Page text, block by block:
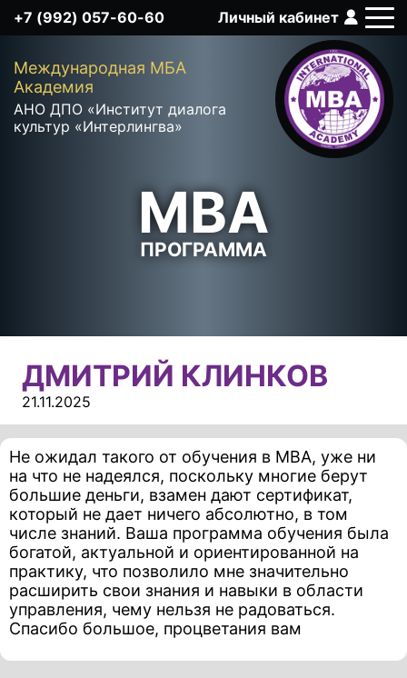
+7 (992) 057-60-60 Личный кабинет Q
Международная MБА
Академия
АНО ДПО «Институт диалога
культур «Интерлингва»
MBA
ПРОГРАММА
ДМИТРИЙ КЛИНКОВ
21.11.2025
Не ожидал такого от обучения в MBA, уже ни
на что не надеялся, поскольку многие берут
большие деньги, взамен дают сертификат,
который не дает ничего абсолютно, в том
числе знаний. Ваша программа обучения была
богатой, актуальной и ориентированной на
практику, что позволило мне значительно
расширить свои знания и навыки в области
управления, чему нельзя не радоваться.
Спасибо большое, процветания вам